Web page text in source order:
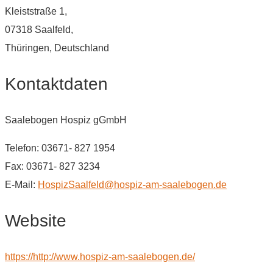
Kleiststraße 1,
07318 Saalfeld,
Thüringen, Deutschland
Kontaktdaten
Saalebogen Hospiz gGmbH
Telefon: 03671- 827 1954
Fax: 03671- 827 3234
E-Mail: HospizSaalfeld@hospiz-am-saalebogen.de
Website
https://http://www.hospiz-am-saalebogen.de/